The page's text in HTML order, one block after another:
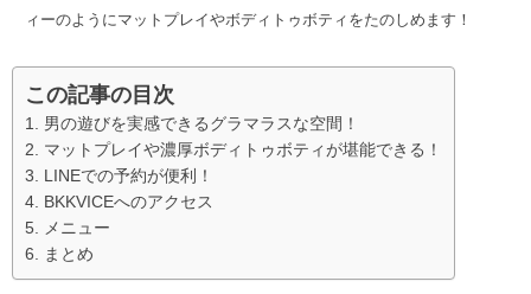
ィーのようにマットプレイやボディトゥボティをたのしめます！
この記事の目次
男の遊びを実感できるグラマラスな空間！
マットプレイや濃厚ボディトゥボティが堪能できる！
LINEでの予約が便利！
BKKVICEへのアクセス
メニュー
まとめ